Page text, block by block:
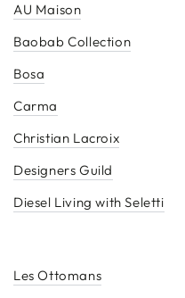
AU Maison
Baobab Collection
Bosa
Carma
Christian Lacroix
Designers Guild
Diesel Living with Seletti
Les Ottomans